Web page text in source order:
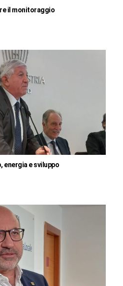
il monitoraggio
energia e sviluppo